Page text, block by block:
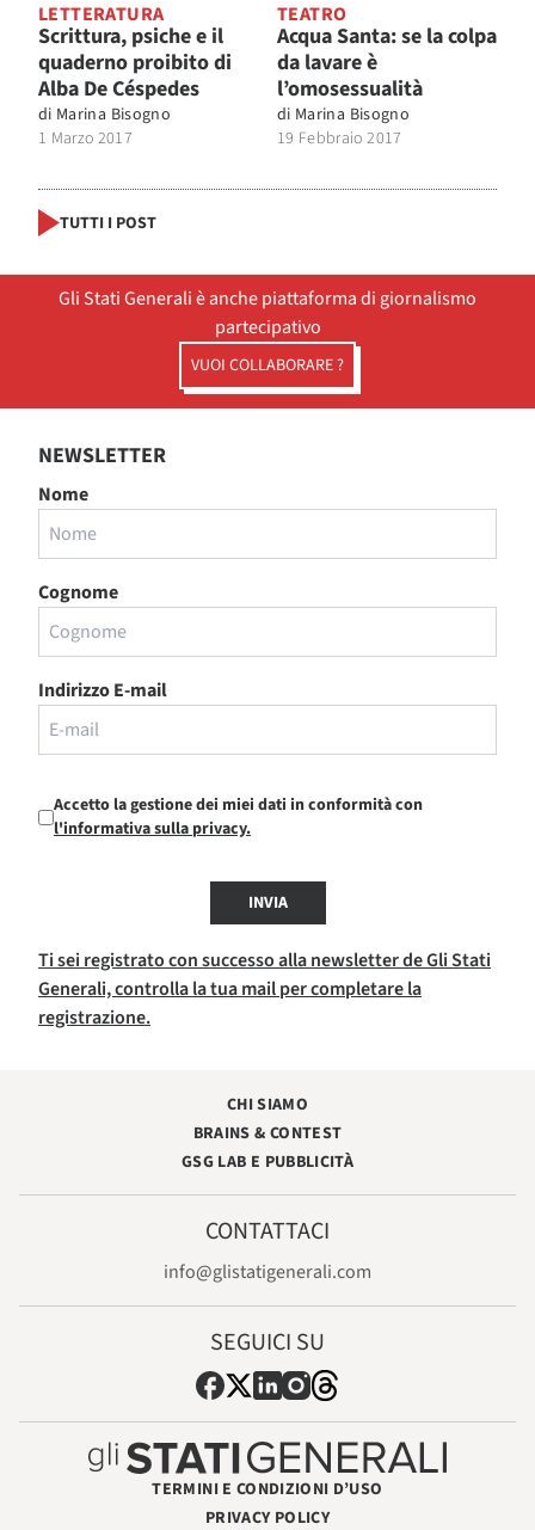
LETTERATURA
Scrittura, psiche e il
quaderno proibito di
Alba De Céspedes
di Marina Bisogno
1 Marzo 2017
TEATRO
Acqua Santa: se la colpa
da lavare è
l’omosessualità
di Marina Bisogno
19 Febbraio 2017
TUTTI I POST
Gli Stati Generali è anche piattaforma di giornalismo
partecipativo
VUOI COLLABORARE ?
NEWSLETTER
Nome
Cognome
Indirizzo E-mail
Accetto la gestione dei miei dati in conformità con
l'informativa sulla privacy.
INVIA
Ti sei registrato con successo alla newsletter de Gli Stati
Generali, controlla la tua mail per completare la
registrazione.
CHI SIAMO
BRAINS & CONTEST
GSG LAB E PUBBLICITÀ
CONTATTACI
info@glistatigenerali.com
SEGUICI SU
TERMINI E CONDIZIONI D’USO
PRIVACY POLICY